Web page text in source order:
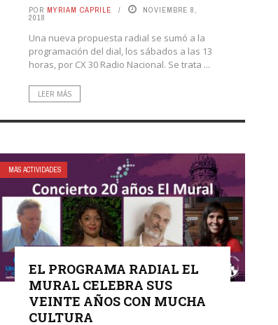
POR MYRIAM CAPRILE NOVIEMBRE 8,
2018
Una nueva propuesta radial se sumó a la
programación del dial, los sábados a las 13
horas, por CX 30 Radio Nacional. Se trata ...
LEER MÁS
MÁS ACTIVIDADES
EL PROGRAMA RADIAL EL
MURAL CELEBRA SUS
VEINTE AÑOS CON MUCHA
CULTURA